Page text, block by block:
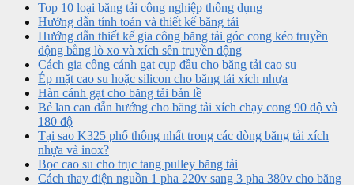
Top 10 loại băng tải công nghiệp thông dụng
Hướng dẫn tính toán và thiết kế băng tải
Hướng dẫn thiết kế gia công băng tải góc cong kéo truyền
động bằng lò xo và xích sên truyền động
Cách gia công cánh gạt cụp đầu cho băng tải cao su
Ép mặt cao su hoặc silicon cho băng tải xích nhựa
Hàn cánh gạt cho băng tải bản lề
Bẻ lan can dẫn hướng cho băng tải xích chạy cong 90 độ và
180 độ
Tại sao K325 phổ thông nhất trong các dòng băng tải xích
nhựa và inox?
Bọc cao su cho trục tang pulley băng tải
Cách thay điện nguồn 1 pha 220v sang 3 pha 380v cho băng